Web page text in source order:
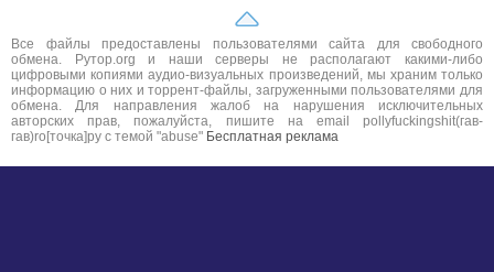
Все файлы предоставлены пользователями сайта для свободного
обмена. Рутор.org и наши серверы не располагают какими-либо
цифровыми копиями аудио-визуальных произведений, мы храним только
информацию о них и торрент-файлы, загруженными пользователями для
обмена. Для направления жалоб на нарушения исключительных
авторских прав, пожалуйста, пишите на email pollyfuckingshit(гав-
гав)ro[точка]ру с темой "abuse" Бесплатная реклама